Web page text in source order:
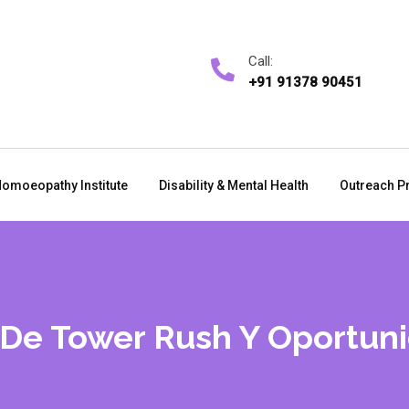
Call:
+91 91378 90451
Institute Disability & Mental Health Outreach
Tower Rush Y